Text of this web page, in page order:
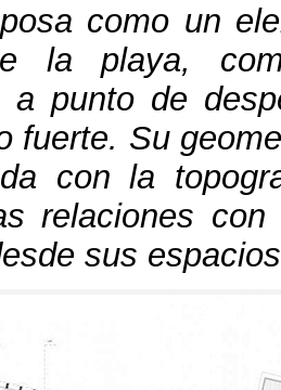
como un
la playa,
a punto de
fuerte. Su
con la
relaciones
sus